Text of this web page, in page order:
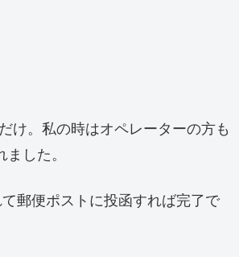
け。私の時はオペレーターの方も
した。
郵便ポストに投函すれば完了で